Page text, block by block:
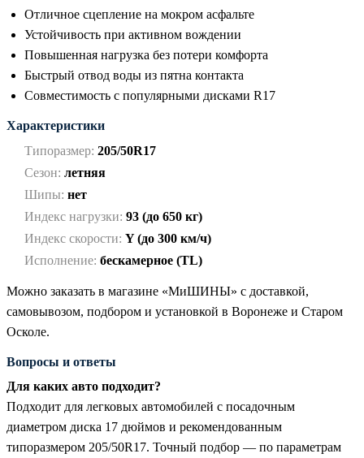
Отличное сцепление на мокром асфальте
Устойчивость при активном вождении
Повышенная нагрузка без потери комфорта
Быстрый отвод воды из пятна контакта
Совместимость с популярными дисками R17
Характеристики
Типоразмер: 205/50R17
Сезон: летняя
Шипы: нет
Индекс нагрузки: 93 (до 650 кг)
Индекс скорости: Y (до 300 км/ч)
Исполнение: бескамерное (TL)
Можно заказать в магазине «МиШИНЫ» с доставкой,
самовывозом, подбором и установкой в Воронеже и Старом
Осколе.
Вопросы и ответы
Для каких авто подходит?
Подходит для легковых автомобилей с посадочным
диаметром диска 17 дюймов и рекомендованным
типоразмером 205/50R17. Точный подбор — по параметрам